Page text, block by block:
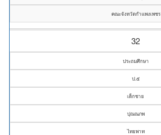
คณะจังหวัดกำแพงเพชร
32
ประถมศึกษา
ป.๕
เด็กชาย
ปุณณภพ
ไทยพาท